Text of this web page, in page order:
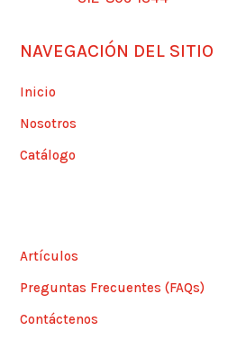
NAVEGACIÓN DEL SITIO
Inicio
Nosotros
Catálogo
Artículos
Preguntas Frecuentes (FAQs)
Contáctenos